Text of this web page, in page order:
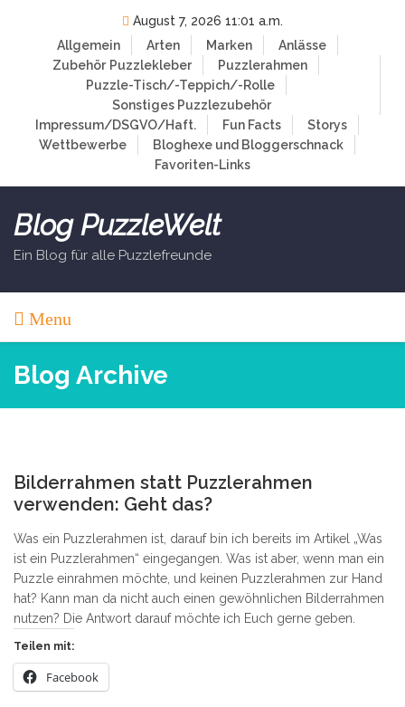
August 7, 2026 11:01 a.m.
Allgemein
Arten Marken
Anlässe
Zubehör Puzzlekleber
Puzzlerahmen
Puzzle-Tisch/-Teppich/-Rolle
Sonstiges Puzzlezubehör
Impressum/DSGVO/Haft.
Fun Facts
Storys
Wettbewerbe
Bloghexe und Bloggerschnack
Favoriten-Links
Blog PuzzleWelt
Ein Blog für alle Puzzlefreunde
Menu
Blog Archive
Bilderrahmen statt Puzzlerahmen
verwenden: Geht das?
Was ein Puzzlerahmen ist, darauf bin ich bereits im Artikel „Was
ist ein Puzzlerahmen“ eingegangen. Was ist aber, wenn man ein
Puzzle einrahmen möchte, und keinen Puzzlerahmen zur Hand
hat? Kann man da nicht auch einen gewöhnlichen Bilderrahmen
nutzen? Die Antwort darauf möchte ich Euch gerne geben.
Teilen mit:
Facebook